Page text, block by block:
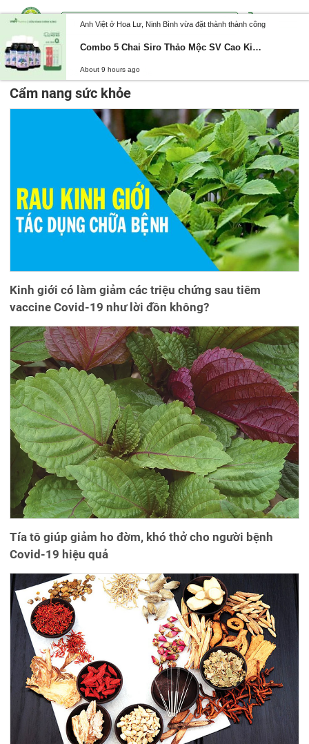
Trang chủ Cẩm nang sức khỏe
Cẩm nang sức khỏe
Kinh giới có làm giảm các triệu chứng sau tiêm
vaccine Covid-19 như lời đồn không?
Tía tô giúp giảm ho đờm, khó thở cho người bệnh
Covid-19 hiệu quả
Anh Việt ở Hoa Lư, Ninh Bình vừa đặt thành thành công
Combo 5 Chai Siro Thảo Mộc SV Cao Kinh Giới – Giảm Ho, Tăng Sức Đề Kháng, Giảm Viêm Đường Hô Hấp, Viêm Mũi Dị Ứng
About 9 hours ago